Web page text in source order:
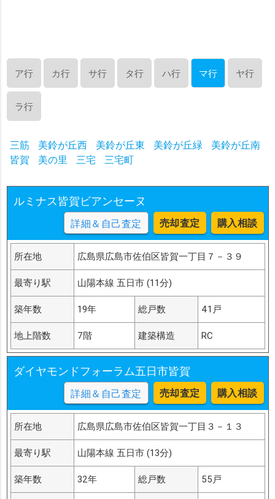
ア行 カ行 サ行 タ行 ハ行 マ行 ヤ行
ラ行
三筋 美鈴が丘西 美鈴が丘東 美鈴が丘緑
美鈴が丘南
皆賀
美の里 三宅 三宅町
ルミナス皆賀ビアンセーヌ
詳細＆自己査定 売却査定 購入相談
所在地 広島県広島市佐伯区皆賀一丁目７－３９
最寄り駅 山陽本線 五日市 (11分)
築年数 19年 総戸数 41戸
地上階数 7階 建築構造 RC
ダイヤモンドフォーラム五日市皆賀
詳細＆自己査定 売却査定 購入相談
所在地 広島県広島市佐伯区皆賀一丁目３－１３
最寄り駅 山陽本線 五日市 (13分)
築年数 32年 総戸数 55戸